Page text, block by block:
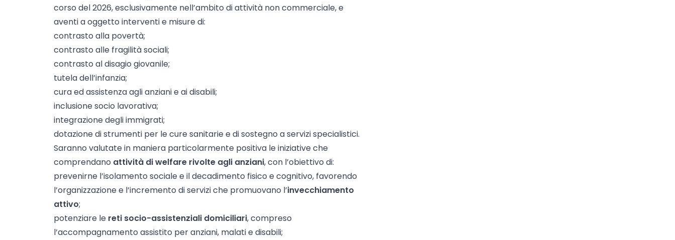
corso del 2026, esclusivamente nell’ambito di attività non commerciale, e
aventi a oggetto interventi e misure di:
contrasto alla povertà;
contrasto alle fragilità sociali;
contrasto al disagio giovanile;
tutela dell’infanzia;
cura ed assistenza agli anziani e ai disabili;
inclusione socio lavorativa;
integrazione degli immigrati;
dotazione di strumenti per le cure sanitarie e di sostegno a servizi specialistici.
Saranno valutate in maniera particolarmente positiva le iniziative che
comprendano attività di welfare rivolte agli anziani, con l’obiettivo di:
prevenirne l’isolamento sociale e il decadimento fisico e cognitivo, favorendo
l’organizzazione e l’incremento di servizi che promuovano l’invecchiamento
attivo;
potenziare le reti socio-assistenziali domiciliari, compreso
l’accompagnamento assistito per anziani, malati e disabili;